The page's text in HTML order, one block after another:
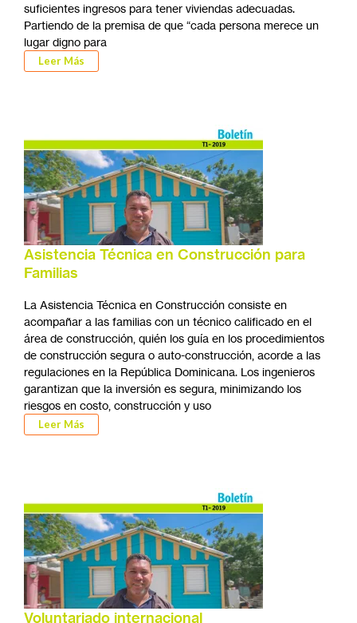
suficientes ingresos para tener viviendas adecuadas.
Partiendo de la premisa de que “cada persona merece un
lugar digno para
Leer Más
Asistencia Técnica en Construcción para
Familias
La Asistencia Técnica en Construcción consiste en
acompañar a las familias con un técnico calificado en el
área de construcción, quién los guía en los procedimientos
de construcción segura o auto-construcción, acorde a las
regulaciones en la República Dominicana. Los ingenieros
garantizan que la inversión es segura, minimizando los
riesgos en costo, construcción y uso
Leer Más
Voluntariado internacional